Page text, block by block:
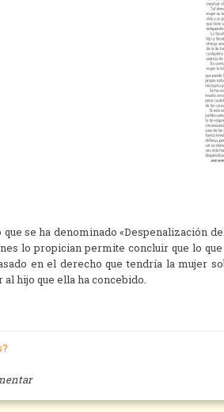
se ha denominado «Despenalización
lo propician permite concluir que lo
en el derecho que tendría la mujer
hijo que ella ha concebido.